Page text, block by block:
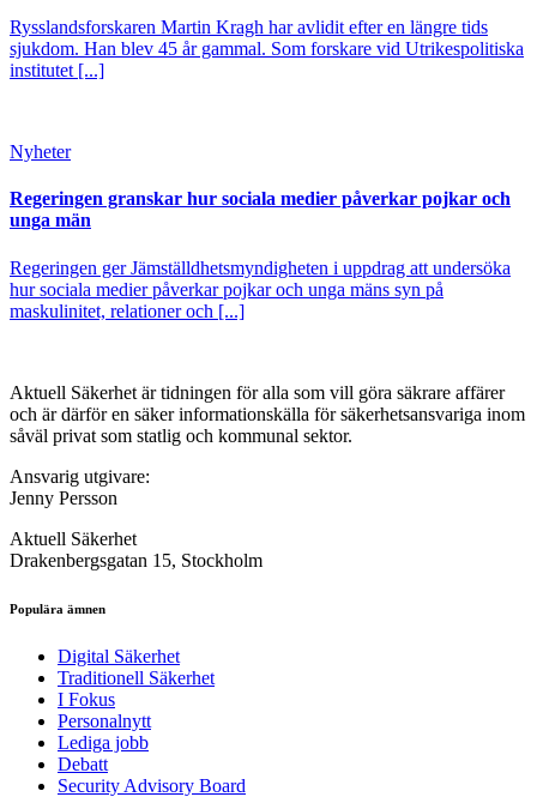
Rysslandsforskaren Martin Kragh har avlidit efter en längre tids
sjukdom. Han blev 45 år gammal. Som forskare vid Utrikespolitiska
institutet [...]
Nyheter
Regeringen granskar hur sociala medier påverkar pojkar och
unga män
Regeringen ger Jämställdhetsmyndigheten i uppdrag att undersöka
hur sociala medier påverkar pojkar och unga mäns syn på
maskulinitet, relationer och [...]
Aktuell Säkerhet är tidningen för alla som vill göra säkrare affärer
och är därför en säker informationskälla för säkerhets­ansvariga inom
såväl privat som statlig och kommunal sektor.
Ansvarig utgivare:
Jenny Persson
Aktuell Säkerhet
Drakenbergsgatan 15, Stockholm
Populära ämnen
Digital Säkerhet
Traditionell Säkerhet
I Fokus
Personalnytt
Lediga jobb
Debatt
Security Advisory Board